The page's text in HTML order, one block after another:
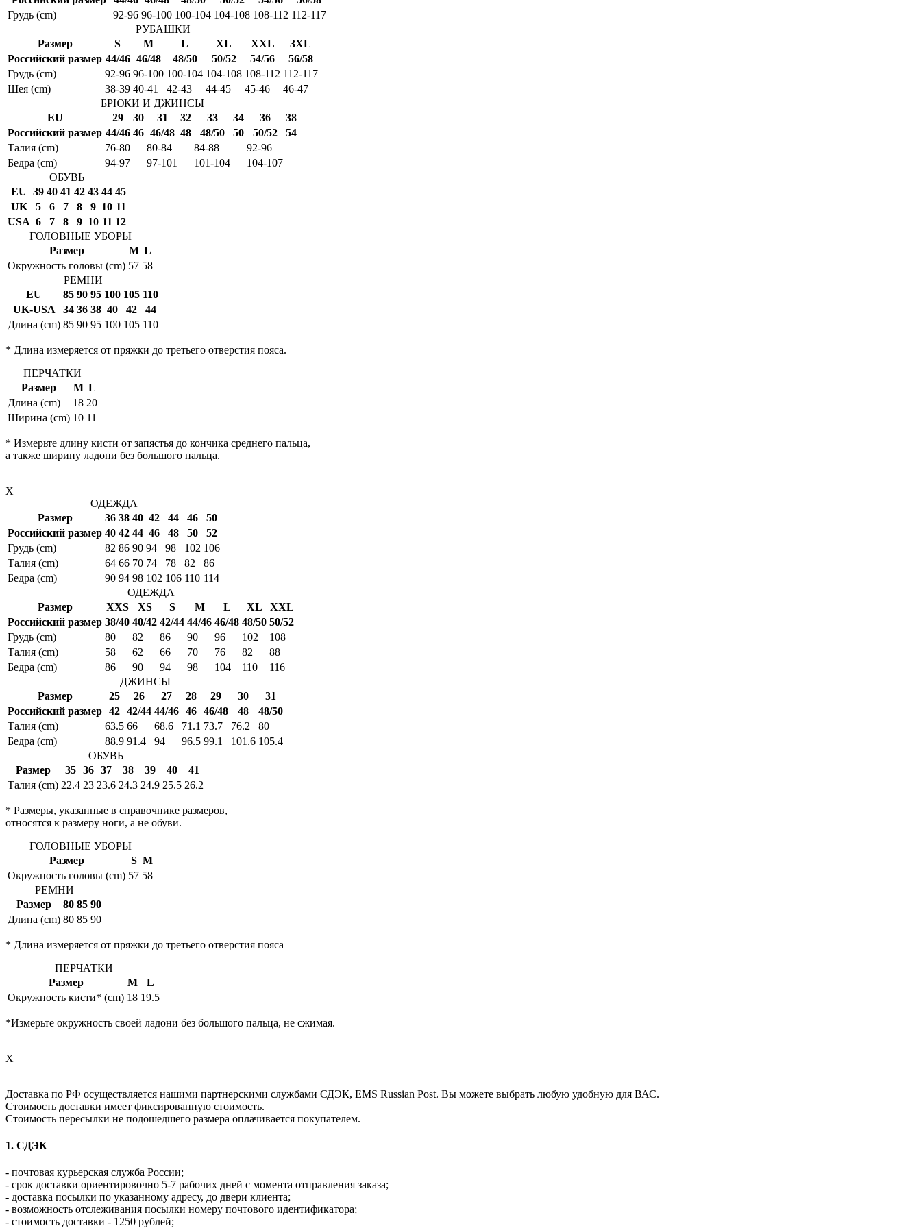
Грудь (cm)
92-96 96-100 100-104 104-108 108-112 112-117
РУБАШКИ
Размер
S M L XL XXL
3XL
Российский размер 44/46 46/48 48/50 50/52 54/56
56/58
Грудь (cm)
92-96 96-100 100-104 104-108 108-112 112-117
Шея (cm)
38-39 40-41 42-43 44-45 45-46
46-47
БРЮКИ И ДЖИНСЫ
EU
29 30 31 32 33 34 36
38
Российский размер 44/46 46 46/48 48 48/50 50 50/52
54
Талия (cm)
76-80 80-84 84-88
92-96
Бедра (cm)
94-97 97-101 101-104
104-107
ОБУВЬ
EU 39 40 41 42 43 44 45
UK
5 6 7 8 9 10 11
USA 6 7 8 9 10 11 12
ГОЛОВНЫЕ УБОРЫ
Размер
M L
Окружность головы (cm) 57 58
РЕМНИ
EU
85 90 95 100 105 110
UK-USA
34 36 38 40 42
44
Длина (cm) 85 90 95 100 105 110
* Длина измеряется от пряжки до третьего отверстия пояса.
ПЕРЧАТКИ
Размер
M L
Длина (cm)
18 20
Ширина (cm) 10 11
* Измерьте длину кисти от запястья до кончика среднего пальца,
а также ширину ладони без большого пальца.
X
ОДЕЖДА
Размер
36 38 40 42 44 46
50
Российский размер 40 42 44 46 48 50
52
Грудь (cm)
82 86 90 94 98 102 106
Талия (cm)
64 66 70 74 78 82
86
Бедра (cm)
90 94 98 102 106 110 114
ОДЕЖДА
Размер
XXS XS S M L XL
XXL
Российский размер 38/40 40/42 42/44 44/46 46/48 48/50 50/52
Грудь (cm)
80 82 86 90 96 102
108
Талия (cm)
58 62 66 70 76 82
88
Бедра (cm)
86 90 94 98 104 110
116
ДЖИНСЫ
Размер
25 26 27 28 29 30
31
Российский размер 42 42/44 44/46 46 46/48 48
48/50
Талия (cm)
63.5 66 68.6 71.1 73.7 76.2
80
Бедра (cm)
88.9 91.4 94 96.5 99.1 101.6 105.4
ОБУВЬ
Размер
35 36 37 38 39 40
41
Талия (cm) 22.4 23 23.6 24.3 24.9 25.5 26.2
* Размеры, указанные в справочнике размеров,
относятся к размеру ноги, а не обуви.
ГОЛОВНЫЕ УБОРЫ
Размер
S M
Окружность головы (cm) 57 58
РЕМНИ
Размер
80 85 90
Длина (cm) 80 85 90
* Длина измеряется от пряжки до третьего отверстия пояса
ПЕРЧАТКИ
Размер
M
L
Окружность кисти* (cm) 18 19.5
*Измерьте окружность своей ладони без большого пальца, не сжимая.
X
Доставка по РФ осуществляется нашими партнерскими службами СДЭК, EMS Russian Post. Вы можете выбрать любую удобную для ВАС.
Стоимость доставки имеет фиксированную стоимость.
Стоимость пересылки не подошедшего размера оплачивается покупателем.
1. СДЭК
- почтовая курьерская служба России;
- срок доставки ориентировочно 5-7 рабочих дней с момента отправления заказа;
- доставка посылки по указанному адресу, до двери клиента;
- возможность отслеживания посылки номеру почтового идентификатора;
- стоимость доставки - 1250 рублей;